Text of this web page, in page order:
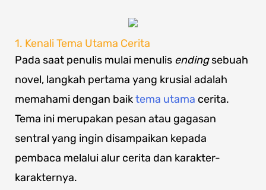
1. Kenali Tema Utama Cerita
Pada saat penulis mulai menulis endingsebuah
novel, langkah pertama yang krusial adalah
memahami dengan baiktema utama cerita.
Tema ini merupakan pesan atau gagasan
sentral yang ingin disampaikan kepada
pembaca melalui alur cerita dan karakter-
karakternya.